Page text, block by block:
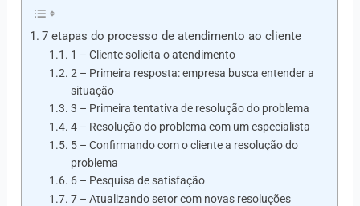
7 etapas do processo de atendimento ao cliente
1 – Cliente solicita o atendimento
2 – Primeira resposta: empresa busca entender a
situação
3 – Primeira tentativa de resolução do problema
4 – Resolução do problema com um especialista
5 – Confirmando com o cliente a resolução do
problema
6 – Pesquisa de satisfação
7 – Atualizando setor com novas resoluções